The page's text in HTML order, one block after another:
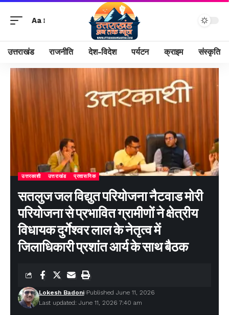
Aa
उत्तराखंड राजनीति देश-विदेश पर्यटन क्राइम संस्कृति
उत्तरकाशी उत्तराखंड प्रशासनिक
सतलुज जल विद्युत परियोजना नैटवाड मोरी
परियोजना से प्रभावित ग्रामीणों ने क्षेत्रीय
विधायक दुर्गेश्वर लाल के नेतृत्व में
जिलाधिकारी प्रशांत आर्य के साथ बैठक
Last updated: June 11, 2026 7:40 am
Lokesh Badoni Published June 11, 2026